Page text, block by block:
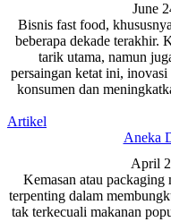
June
Bisnis fast food,
beberapa dekade terakhir.
tarik utama, namun
persaingan ketat ini,
konsumen dan
Artikel
Aneka
April
Kemasan atau packaging
terpenting dalam
tak terkecuali makanan